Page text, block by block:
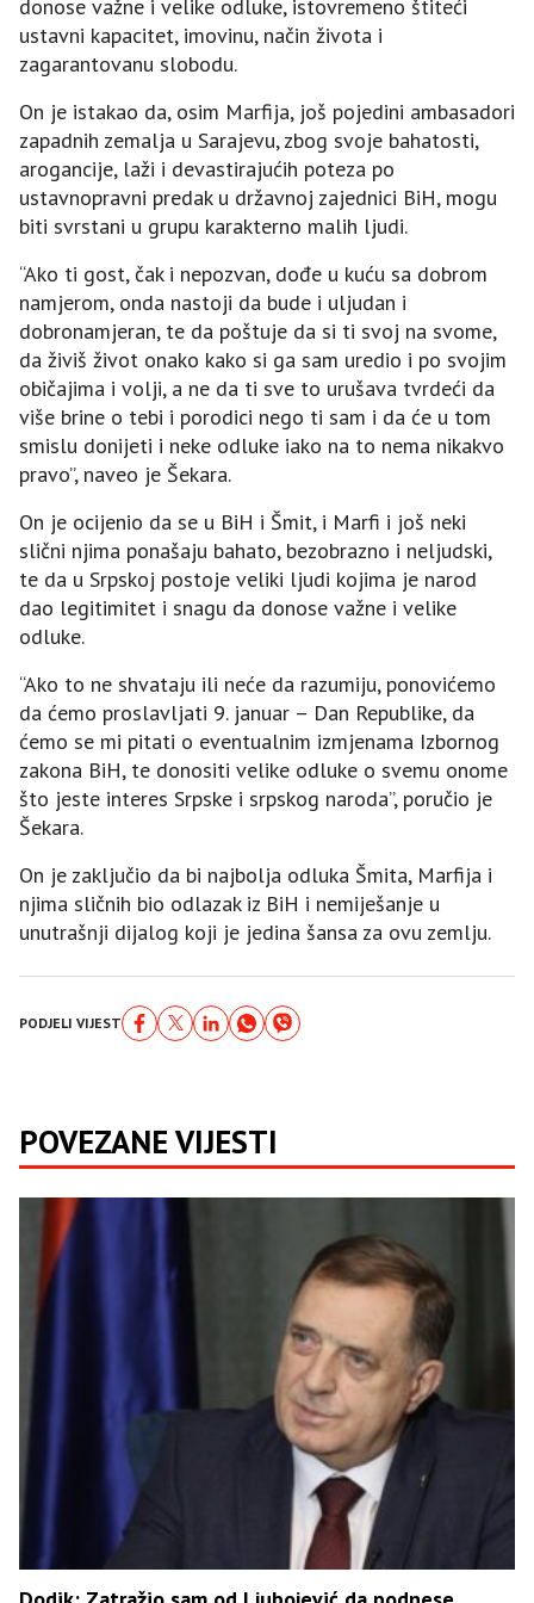
donose važne i velike odluke, istovremeno štiteći
ustavni kapacitet, imovinu, način života i
zagarantovanu slobodu.
On je istakao da, osim Marfija, još pojedini ambasadori
zapadnih zemalja u Sarajevu, zbog svoje bahatosti,
arogancije, laži i devastirajućih poteza po
ustavnopravni predak u državnoj zajednici BiH, mogu
biti svrstani u grupu karakterno malih ljudi.
“Ako ti gost, čak i nepozvan, dođe u kuću sa dobrom
namjerom, onda nastoji da bude i uljudan i
dobronamjeran, te da poštuje da si ti svoj na svome,
da živiš život onako kako si ga sam uredio i po svojim
običajima i volji, a ne da ti sve to urušava tvrdeći da
više brine o tebi i porodici nego ti sam i da će u tom
smislu donijeti i neke odluke iako na to nema nikakvo
pravo”, naveo je Šekara.
On je ocijenio da se u BiH i Šmit, i Marfi i još neki
slični njima ponašaju bahato, bezobrazno i neljudski,
te da u Srpskoj postoje veliki ljudi kojima je narod
dao legitimitet i snagu da donose važne i velike
odluke.
“Ako to ne shvataju ili neće da razumiju, ponovićemo
da ćemo proslavljati 9. januar – Dan Republike, da
ćemo se mi pitati o eventualnim izmjenama Izbornog
zakona BiH, te donositi velike odluke o svemu onome
što jeste interes Srpske i srpskog naroda”, poručio je
Šekara.
On je zaključio da bi najbolja odluka Šmita, Marfija i
njima sličnih bio odlazak iz BiH i nemiješanje u
unutrašnji dijalog koji je jedina šansa za ovu zemlju.
PODJELI VIJEST
POVEZANE VIJESTI